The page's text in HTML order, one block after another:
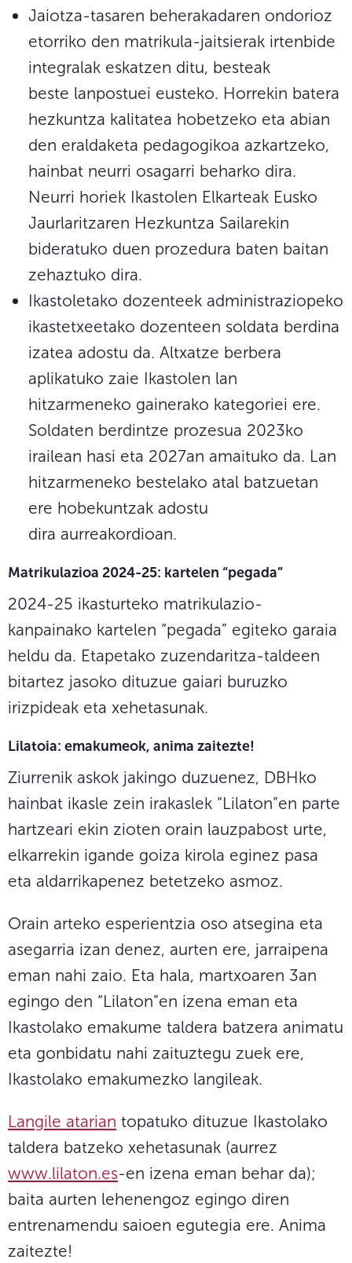
Jaiotza-tasaren beherakadaren ondorioz
etorriko den matrikula-jaitsierak irtenbide
integralak eskatzen ditu, besteak
beste lanpostuei eusteko. Horrekin batera
hezkuntza kalitatea hobetzeko eta abian
den eraldaketa pedagogikoa azkartzeko,
hainbat neurri osagarri beharko dira.
Neurri horiek Ikastolen Elkarteak Eusko
Jaurlaritzaren Hezkuntza Sailarekin
bideratuko duen prozedura baten baitan
zehaztuko dira.
Ikastoletako dozenteek administraziopeko
ikastetxeetako dozenteen soldata berdina
izatea adostu da. Altxatze berbera
aplikatuko zaie Ikastolen lan
hitzarmeneko gainerako kategoriei ere.
Soldaten berdintze prozesua 2023ko
irailean hasi eta 2027an amaituko da. Lan
hitzarmeneko bestelako atal batzuetan
ere hobekuntzak adostu
dira aurreakordioan.
Matrikulazioa 2024-25: kartelen “pegada”
2024-25 ikasturteko matrikulazio-
kanpainako kartelen “pegada” egiteko garaia
heldu da. Etapetako zuzendaritza-taldeen
bitartez jasoko dituzue gaiari buruzko
irizpideak eta xehetasunak.
Lilatoia: emakumeok, anima zaitezte!
Ziurrenik askok jakingo duzuenez, DBHko
hainbat ikasle zein irakaslek “Lilaton”en parte
hartzeari ekin zioten orain lauzpabost urte,
elkarrekin igande goiza kirola eginez pasa
eta aldarrikapenez betetzeko asmoz.
Orain arteko esperientzia oso atsegina eta
asegarria izan denez, aurten ere, jarraipena
eman nahi zaio. Eta hala, martxoaren 3an
egingo den “Lilaton”en izena eman eta
Ikastolako emakume taldera batzera animatu
eta gonbidatu nahi zaituztegu zuek ere,
Ikastolako emakumezko langileak.
Langile atarian topatuko dituzue Ikastolako
taldera batzeko xehetasunak (aurrez
www.lilaton.es-en izena eman behar da);
baita aurten lehenengoz egingo diren
entrenamendu saioen egutegia ere. Anima
zaitezte!